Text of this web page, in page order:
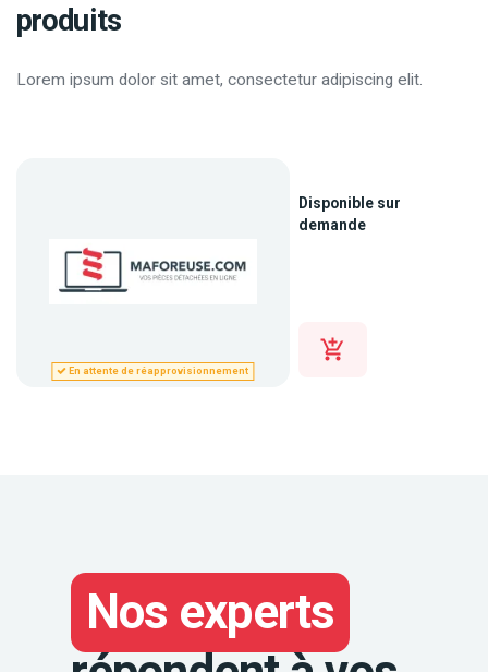
produits
Lorem ipsum dolor sit amet, consectetur adipiscing elit.
En attente de réapprovisionnement
Disponible sur
demande
Nos experts